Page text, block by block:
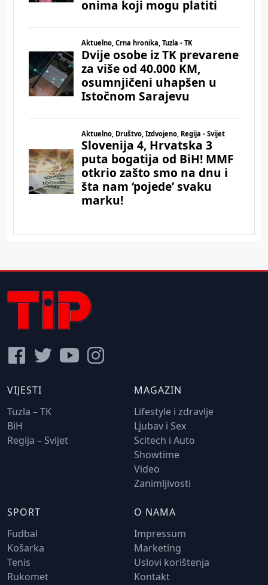
VIJESTI
Tuzla – TK
BiH
Regija – Svijet
MAGAZIN
Lifestyle i zdravlje
Ljubav i Sex
Scitech i Auto
Showtime
Video
Zanimljivosti
SPORT
Fudbal
Košarka
Tenis
Rukomet
O NAMA
Impressum
Marketing
Uslovi korištenja
Kontakt